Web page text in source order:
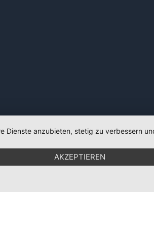
Dienste anzubieten, stetig zu verbessern
AKZEPTIEREN